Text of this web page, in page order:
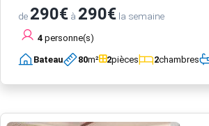
de 290€ à 290€ la semaine
4 personne(s)
Bateau 80m² 2pièces 2chambres